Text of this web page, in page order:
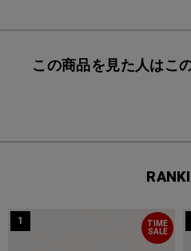
この商品を見た人はこ
TIME
SALE
1